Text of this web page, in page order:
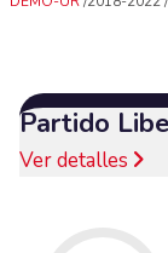
Partido
Ver detalles